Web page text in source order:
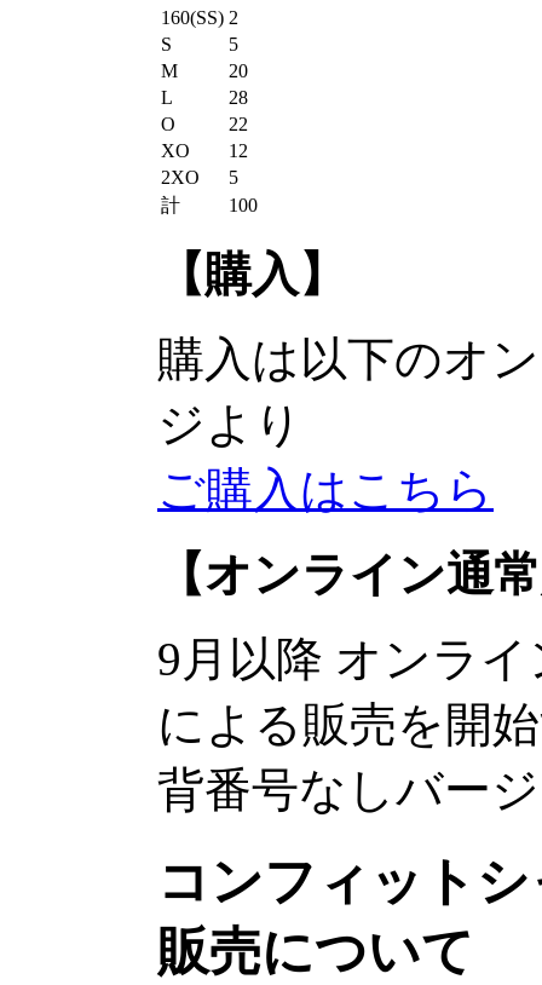
160(SS) 2
S
5
M
20
L
28
O
22
XO
12
2XO
5
計
100
【購入】
購入は以下のオ
ジより
ご購入はこちら
【オンライン通
9月以降 オンラ
による販売を開
背番号なしバー
コンフィット
販売について